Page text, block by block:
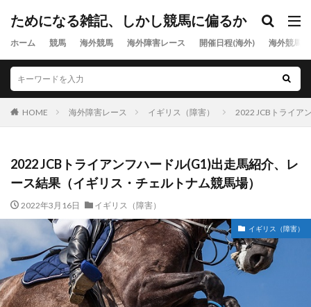
ためになる雑記、しかし競馬に偏るか
ホーム 競馬 海外競馬 海外障害レース 開催日程(海外) 海外競馬
HOME 海外障害レース イギリス（障害） 2022 JCBトライア
2022 JCBトライアンフハードル(G1)出走馬紹介、レ
ース結果（イギリス・チェルトナム競馬場）
2022年3月16日 イギリス（障害）
イギリス（障害）